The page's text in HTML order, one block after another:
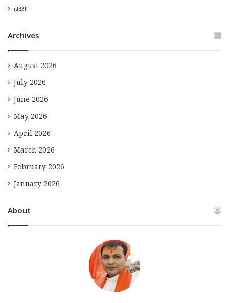
हादसा
Archives
August 2026
July 2026
June 2026
May 2026
April 2026
March 2026
February 2026
January 2026
About